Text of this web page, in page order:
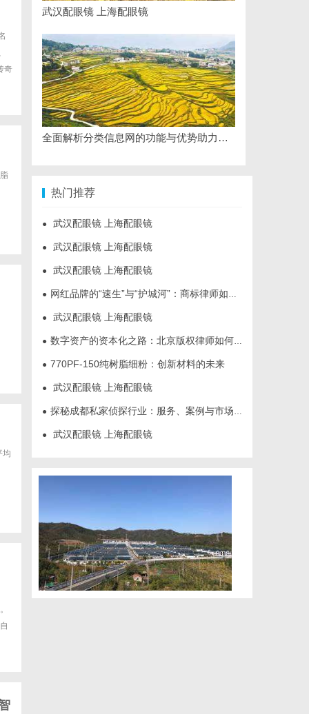
奇
均
武汉配眼镜 上海配眼镜
全面解析分类信息网的功能与优势助力生活便捷化
热门推荐
● 武汉配眼镜 上海配眼镜
● 武汉配眼镜 上海配眼镜
● 武汉配眼镜 上海配眼镜
● 网红品牌的“速生”与“护城河”：商标律师如何破解流量变现的知产焦虑
● 武汉配眼镜 上海配眼镜
● 数字资产的资本化之路：北京版权律师如何让“IP”变“现金流”
● 770PF-150纯树脂细粉：创新材料的未来
● 武汉配眼镜 上海配眼镜
● 探秘成都私家侦探行业：服务、案例与市场现状全面解析
● 武汉配眼镜 上海配眼镜